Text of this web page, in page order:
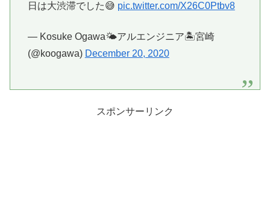
日は大渋滞でした😅 pic.twitter.com/X26C0Ptbv8
— Kosuke Ogawa🌤️アルエンジニア🏝宮崎
(@koogawa) December 20, 2020
スポンサーリンク